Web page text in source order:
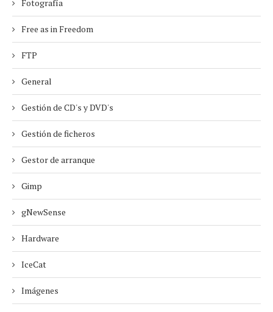
Fotografía
Free as in Freedom
FTP
General
Gestión de CD's y DVD's
Gestión de ficheros
Gestor de arranque
Gimp
gNewSense
Hardware
IceCat
Imágenes